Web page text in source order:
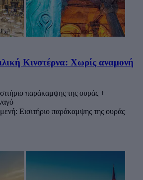
Κινστέρνα: Χωρίς αναμονή
παράκαμψης της ουράς +
Εισιτήριο παράκαμψης της ουράς